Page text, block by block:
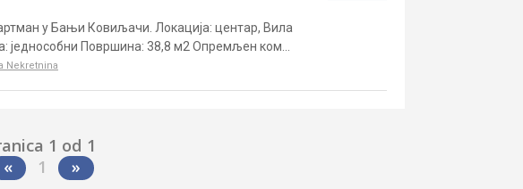
у Бањи Ковиљачи. Локација: центар, Вила
једнособни Површина: 38,8 м2 Опремљен ком...
Nekretnina
1 od 1
«
1 »